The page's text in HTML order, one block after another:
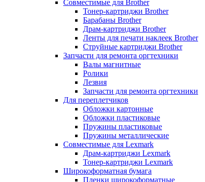
Совместимые для Brother
Тонер-картриджи Brother
Барабаны Brother
Драм-картриджи Brother
Ленты для печати наклеек Brother
Струйные картриджи Brother
Запчасти для ремонта оргтехники
Валы магнитные
Ролики
Лезвия
Запчасти для ремонта оргтехники
Для переплетчиков
Обложки картонные
Обложки пластиковые
Пружины пластиковые
Пружины металлические
Совместимые для Lexmark
Драм-картриджи Lexmark
Тонер-картриджи Lexmark
Широкоформатная бумага
Пленки широкоформатные